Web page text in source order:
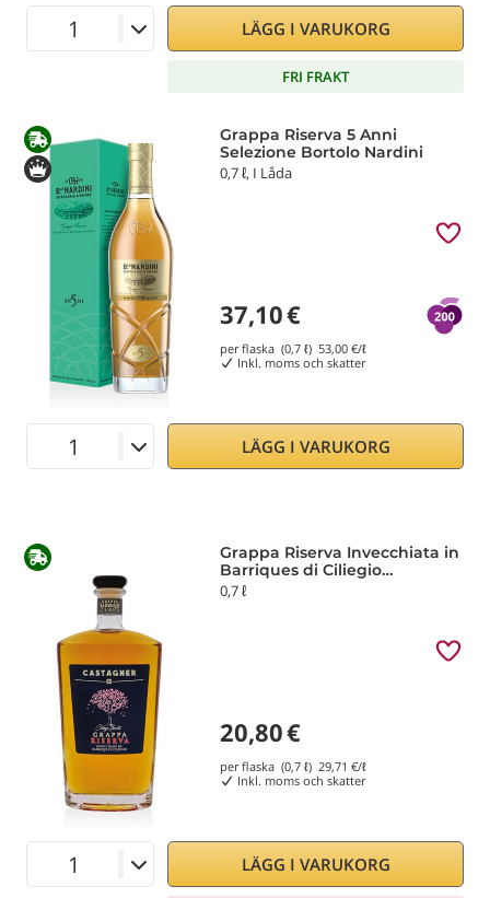
LÄGG I VARUKORG
FRI FRAKT
Grappa Riserva 5 Anni
Selezione Bortolo Nardini
0,7 ℓ, I Låda
37,10€
per flaska (0,7 ℓ) 53,00€/ℓ
Inkl. moms och skatter
LÄGG I VARUKORG
Grappa Riserva Invecchiata in
Barriques di Ciliegio
Castagner
0,7 ℓ
20,80€
per flaska (0,7 ℓ) 29,71 €/ℓ
Inkl. moms och skatter
LÄGG I VARUKORG